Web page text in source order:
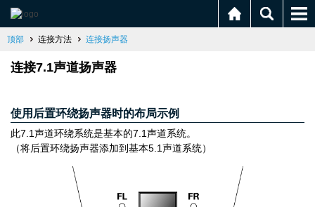
顶部 连接方法 连接扬声器
连接7.1声道扬声器
使用后置环绕扬声器时的布局示例
此7.1声道环绕系统是基本的7.1声道系统。
（将后置环绕扬声器添加到基本5.1声道系统）